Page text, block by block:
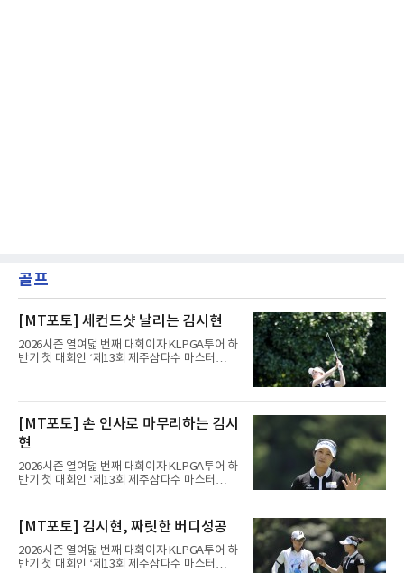
골프
[MT포토] 세컨드샷 날리는 김시현
2026시즌 열여덟 번째 대회이자 KLPGA투어 하
반기 첫 대회인 ‘제13회 제주삼다수 마스터
트(파72/6,767야드)에서 열리고 있다.6일 현재
1라운드 경기가 펼쳐지고 있다.김시현(NH투자
증권)이 1번 홀에서 경기하고 있다.
[MT포토] 손 인사로 마무리하는 김시
현
2026시즌 열여덟 번째 대회이자 KLPGA투어 하
반기 첫 대회인 ‘제13회 제주삼다수 마스터
제주도 서귀포시에 위치한 테디밸리 골프앤리조
트(파72/6,767야드)에서 열리고 있다.6일 현재
1라운드 경기가 펼쳐지고 있다.김시현(NH투자
증권)이 1번 홀에서 경기하고 있다.
[MT포토] 김시현, 짜릿한 버디성공
2026시즌 열여덟 번째 대회이자 KLPGA투어 하
반기 첫 대회인 ‘제13회 제주삼다수 마스터